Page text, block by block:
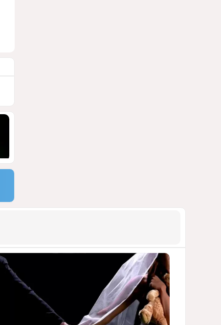
06 Августа 2026 10:21